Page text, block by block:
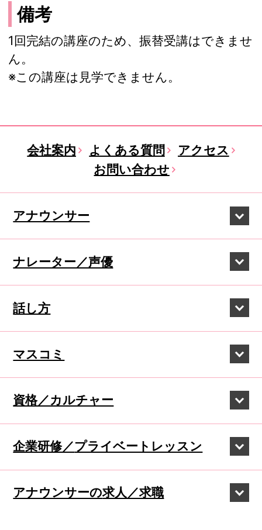
備考
1回完結の講座のため、振替受講はできませ
ん。
※この講座は見学できません。
会社案内 よくある質問
アクセス
お問い合わせ
アナウンサー
ナレーター／声優
話し方
マスコミ
資格／カルチャー
企業研修／プライベートレッスン
アナウンサーの求人／求職